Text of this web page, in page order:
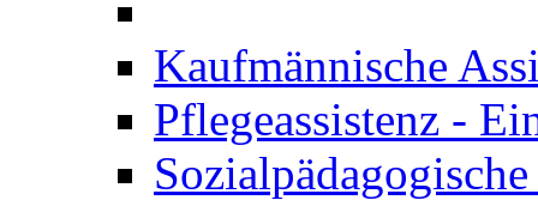
Kaufmännische
Pflegeassistenz -